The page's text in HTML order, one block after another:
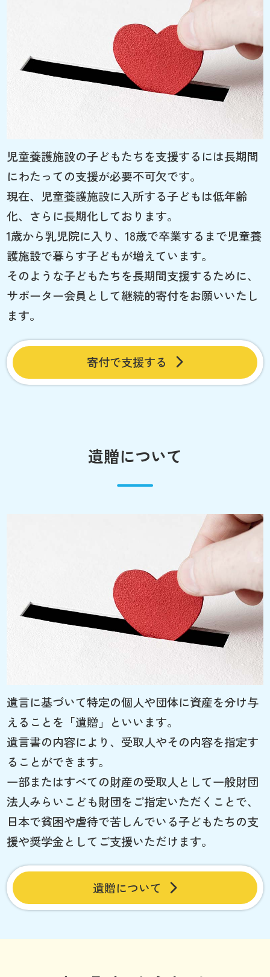
児童養護施設の子どもたちを支援するには長期間
にわたっての支援が必要不可欠です。
現在、児童養護施設に入所する子どもは低年齢
化、さらに長期化しております。
1歳から乳児院に入り、18歳で卒業するまで児童養
護施設で暮らす子どもが増えています。
そのような子どもたちを長期間支援するために、
サポーター会員として継続的寄付をお願いいたし
ます。
寄付で支援する
遺贈について
遺言に基づいて特定の個人や団体に資産を分け与
えることを「遺贈」といいます。
遺言書の内容により、受取人やその内容を指定す
ることができます。
一部またはすべての財産の受取人として一般財団
法人みらいこども財団をご指定いただくことで、
日本で貧困や虐待で苦しんでいる子どもたちの支
援や奨学金としてご支援いただけます。
遺贈について